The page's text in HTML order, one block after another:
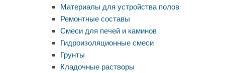
Материалы для устройства полов
Ремонтные составы
Смеси для печей и каминов
Гидроизоляционные смеси
Грунты
Кладочные растворы